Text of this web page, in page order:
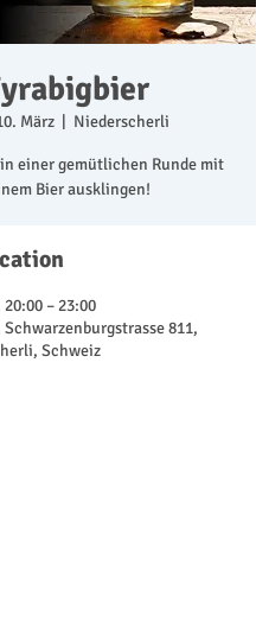
März Niederscherli
in einer gemütlichen Runde mit
Bier ausklingen!
– 23:00
811,
Schweiz